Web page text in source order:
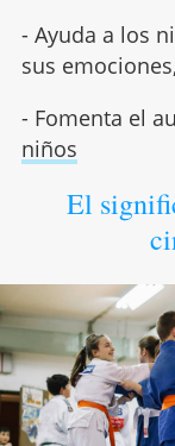
- Ayuda a los
sus
- Fomenta el
niños
El